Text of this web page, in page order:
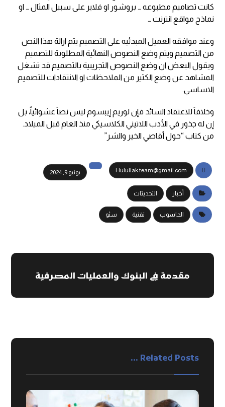
كانت تصاميم مطبوعه … بروشور او فلاير على سبيل المثال … او
نماذج مواقع انترنت …
وعند موافقه العميل المبدئيه على التصميم يتم ازالة هذا النص
من التصميم ويتم وضع النصوص النهائية المطلوبة للتصميم
ويقول البعض ان وضع النصوص التجريبية بالتصميم قد تشغل
المشاهد عن وضع الكثير من الملاحظات او الانتقادات للتصميم
الاساسي.
وخلافاَ للاعتقاد السائد فإن لوريم إيبسوم ليس نصاَ عشوائياً، بل
إن له جذور في الأدب اللاتيني الكلاسيكي منذ العام قبل الميلاد.
من كتاب “حول أقاصي الخير والشر”
Hulullak.team@gmail.com يونيو 9, 2024
أخبار التحديثات
الحاسوب تقنية سئو
مقدمة في البنوك والعمليات المصرفية
Related Posts ...